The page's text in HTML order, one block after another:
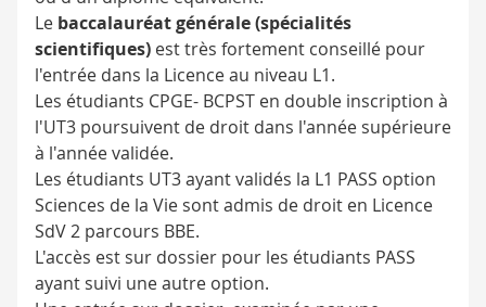
Le baccalauréat générale (spécialités
scientifiques) est très fortement conseillé pour
l'entrée dans la Licence au niveau L1.
Les étudiants CPGE- BCPST en double inscription à
l'UT3 poursuivent de droit dans l'année supérieure
à l'année validée.
Les étudiants UT3 ayant validés la L1 PASS option
Sciences de la Vie sont admis de droit en Licence
SdV 2 parcours BBE.
L'accès est sur dossier pour les étudiants PASS
ayant suivi une autre option.